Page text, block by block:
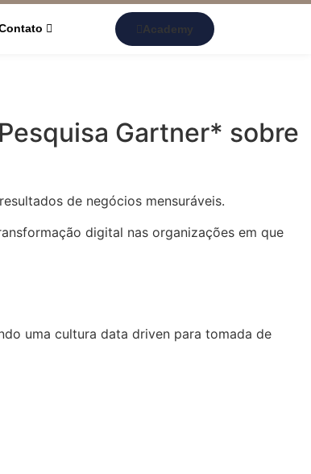
Academy
Gartner* sobre
de negócios mensuráveis.
digital nas organizações em que
uma cultura data driven para tomada de